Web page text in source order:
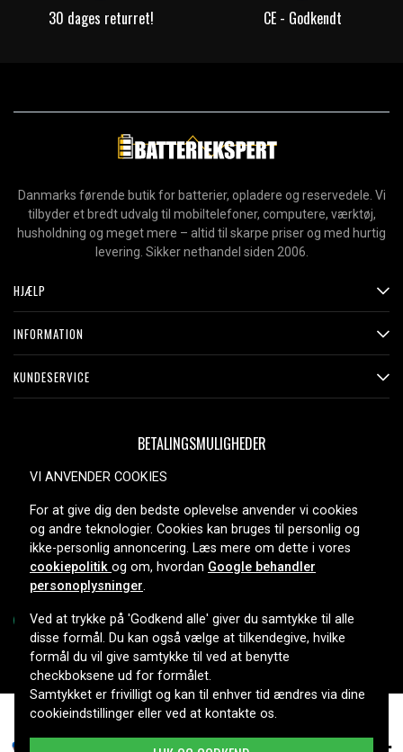
Dreame X40 Ultra, 14,4V, 5200mAh 269 kr.
30 dages returret! CE - Godkendt
Danmarks førende butik for batterier, opladere og reservedele. Vi
tilbyder et bredt udvalg til mobiltelefoner, computere, værktøj,
husholdning og meget mere – altid til skarpe priser og med hurtig
levering. Sikker nethandel siden 2006.
HJÆLP
INFORMATION
KUNDESERVICE
BETALINGSMULIGHEDER
LEVERINGSMULIGHEDER
Copyright © 2026, Spares Nordic AB
VI ANVENDER COOKIES
For at give dig den bedste oplevelse anvender vi cookies
og andre teknologier. Cookies kan bruges til personlig og
ikke-personlig annoncering. Læs mere om dette i vores
cookiepolitik og om, hvordan Google behandler
personoplysninger.
Ved at trykke på 'Godkend alle' giver du samtykke til alle
disse formål. Du kan også vælge at tilkendegive, hvilke
formål du vil give samtykke til ved at benytte
checkboksene ud for formålet.
Samtykket er frivilligt og kan til enhver tid ændres via dine
cookieindstillinger eller ved at kontakte os.